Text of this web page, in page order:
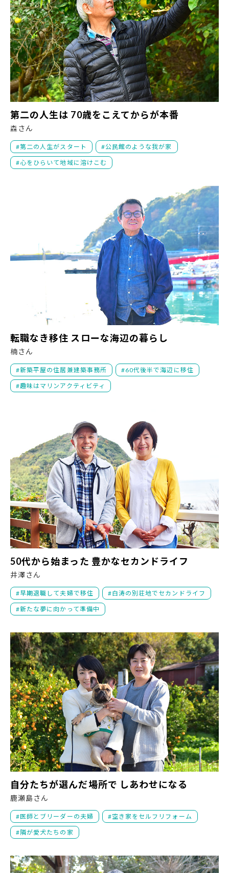
第二の人生は 70歳をこえてからが本番
森さん
第二の人生がスタート 公民館のような我が家
心をひらいて地域に溶けこむ
転職なき移住 スローな海辺の暮らし
楠さん
新築平屋の住居兼建築事務所 60代後半で海辺に移住
趣味はマリンアクティビティ
50代から始まった 豊かなセカンドライフ
井澤さん
早期退職して夫婦で移住 白涛の別荘地でセカンドライフ
新たな夢に向かって準備中
自分たちが選んだ場所で しあわせになる
鹿瀬島さん
医師とブリーダーの夫婦 空き家をセルフリフォーム
隣が愛犬たちの家